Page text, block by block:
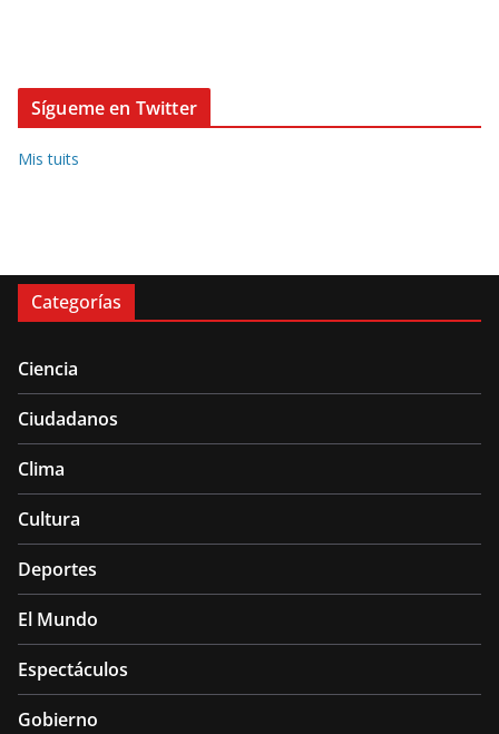
Sígueme en Twitter
Mis tuits
Categorías
Ciencia
Ciudadanos
Clima
Cultura
Deportes
El Mundo
Espectáculos
Gobierno